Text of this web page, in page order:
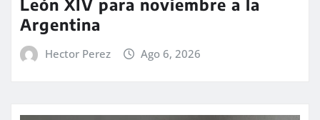
León XIV para noviembre a la
Argentina
Hector Perez Ago 6, 2026